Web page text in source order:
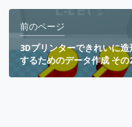
前
後
の
記
前のページ
3Dプリンターできれいに造
するためのデータ作成 その